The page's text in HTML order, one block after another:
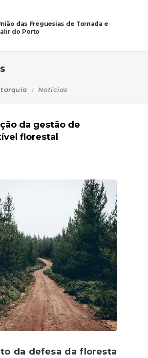
das Freguesias de Tornada e
do Porto
Notícias
da gestão de
florestal
da defesa da floresta